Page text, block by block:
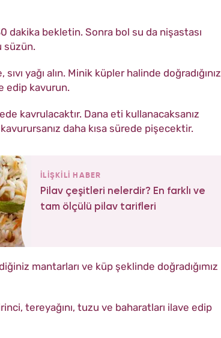
dakika bekletin. Sonra bol su da nişastası
süzün.
yağı alın. Minik küpler halinde doğradığınız
edip kavurun.
kavrulacaktır. Dana eti kullanacaksanız
daha kısa sürede pişecektir.
İLİŞKİLİ HABER
Pilav çeşitleri nelerdir? En farklı ve
tam ölçülü pilav tarifleri
mantarları ve küp şeklinde doğradığımız
tereyağını, tuzu ve baharatları ilave edip